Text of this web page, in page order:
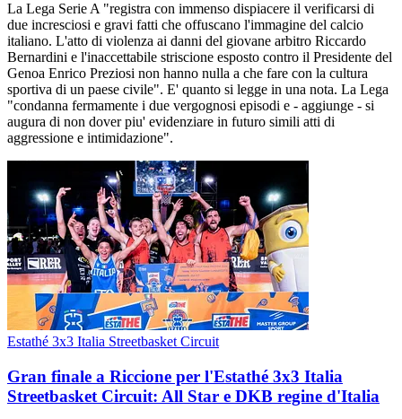
La Lega Serie A "registra con immenso dispiacere il verificarsi di
due incresciosi e gravi fatti che offuscano l'immagine del calcio
italiano. L'atto di violenza ai danni del giovane arbitro Riccardo
Bernardini e l'inaccettabile striscione esposto contro il Presidente del
Genoa Enrico Preziosi non hanno nulla a che fare con la cultura
sportiva di un paese civile". E' quanto si legge in una nota. La Lega
"condanna fermamente i due vergognosi episodi e - aggiunge - si
augura di non dover piu' evidenziare in futuro simili atti di
aggressione e intimidazione".
Estathé 3x3 Italia Streetbasket Circuit
Gran finale a Riccione per l'Estathé 3x3 Italia
Streetbasket Circuit: All Star e DKB regine d'Italia